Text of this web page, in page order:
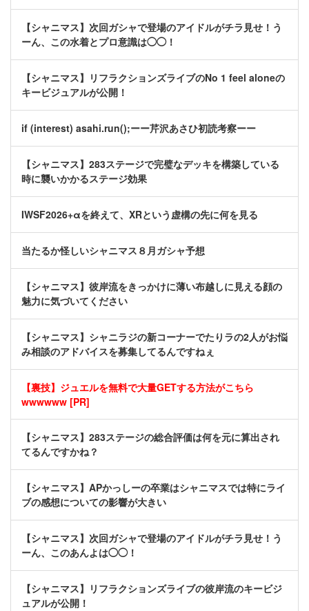
【シャニマス】次回ガシャで登場のアイドルがチラ見せ！う
ーん、この水着とプロ意識は◯◯！
【シャニマス】リフラクションズライブのNo 1 feel aloneの
キービジュアルが公開！
if (interest) asahi.run();ーー芹沢あさひ初読考察ーー
【シャニマス】283ステージで完璧なデッキを構築している
時に襲いかかるステージ効果
IWSF2026+αを終えて、XRという虚構の先に何を見る
当たるか怪しいシャニマス８月ガシャ予想
【シャニマス】彼岸流をきっかけに薄い布越しに見える顔の
魅力に気づいてください
【シャニマス】シャニラジの新コーナーでたりラの2人がお悩
み相談のアドバイスを募集してるんですねぇ
【裏技】ジュエルを無料で大量GETする方法がこちら
wwwwww [PR]
【シャニマス】283ステージの総合評価は何を元に算出され
てるんですかね？
【シャニマス】APかっしーの卒業はシャニマスでは特にライ
ブの感想についての影響が大きい
【シャニマス】次回ガシャで登場のアイドルがチラ見せ！う
ーん、このあんよは◯◯！
【シャニマス】リフラクションズライブの彼岸流のキービジ
ュアルが公開！